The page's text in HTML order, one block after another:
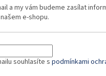
a my vám budeme zasílat
e-shopu.
souhlasíte s podmínkami